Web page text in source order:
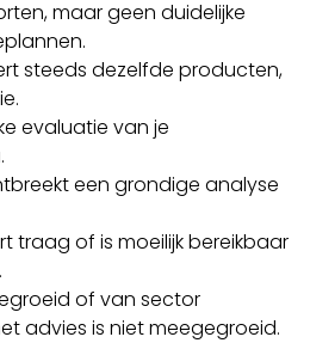
maar geen duidelijke
steeds dezelfde producten,
evaluatie van je
een grondige analyse
traag of is moeilijk bereikbaar
of van sector
advies is niet meegegroeid.